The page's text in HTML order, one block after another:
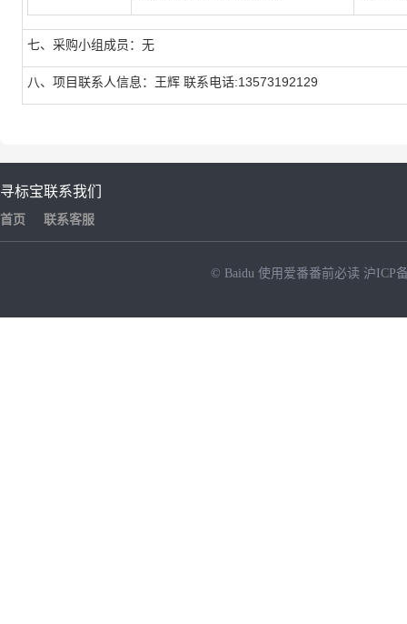
七、采购小组成员：无
八、项目联系人信息：王辉 联系电话:13573192129
寻标宝
首页
联系我们
联系客服
© Baidu 使用爱番番前必读 沪ICP